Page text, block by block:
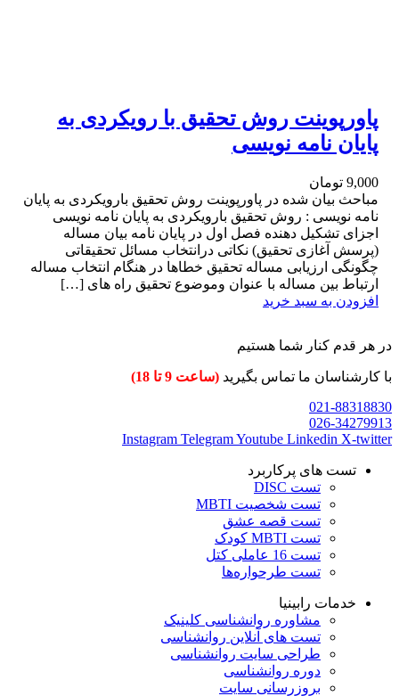
پاورپوینت روش تحقیق با رویکردی به
پایان نامه نویسی
9,000 تومان
مباحث بیان شده در پاورپوینت روش تحقیق بارویکردی به پایان
نامه نویسی : روش تحقیق بارویکردی به پایان نامه نویسی
اجزای تشکیل دهنده فصل اول در پایان نامه بیان مساله
(پرسش آغازی تحقیق) نکاتی درانتخاب مسائل تحقیقاتی
چگونگی ارزیابی مساله تحقیق خطاها در هنگام انتخاب مساله
ارتباط بین مساله با عنوان وموضوع تحقیق راه های […]
افزودن به سبد خرید
در هر قدم کنار شما هستیم
با کارشناسان ما تماس بگیرید (ساعت 9 تا 18)
021-88318830
026-34279913
Instagram TelegramYoutube Linkedin X-twitter
تست های پرکاربرد
تست DISC
تست شخصیت MBTI
تست قصه عشق
تست MBTI کودک
تست 16 عاملی کتل
تست طرحواره‌ها
خدمات رابینیا
مشاوره روانشناسی کلینیک
تست های آنلاین روانشناسی
طراحی سایت روانشناسی
دوره روانشناسی
بروزرسانی سایت